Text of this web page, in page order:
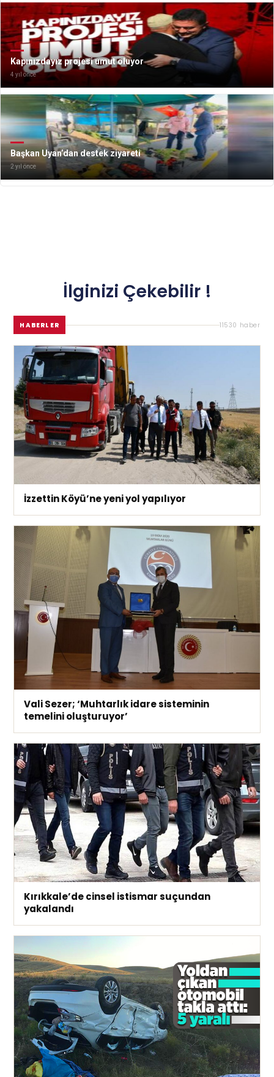
Kapınızdayız projesi umut oluyor
4 yıl önce
Başkan Uyan’dan destek ziyareti
2 yıl önce
İlginizi Çekebilir !
HABERLER 11530 haber
İzzettin Köyü’ne yeni yol yapılıyor
Vali Sezer; ‘Muhtarlık idare sisteminin
temelini oluşturuyor’
Kırıkkale’de cinsel istismar suçundan
yakalandı